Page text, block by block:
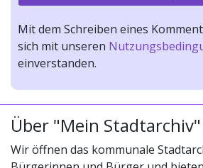
Mit dem Schreiben eines
sich mit unseren
einverstanden.
Über "Mein Stadtarchiv"
Wir öffnen das kommunale